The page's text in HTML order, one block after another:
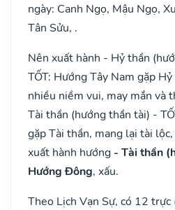
ngày: Canh Ngọ, Mậu Ngọ,
Tân Sửu, .
Nên xuất hành - Hỷ thần
TỐT: Hướng Tây Nam gặp
nhiều niềm vui, may mắn và
Tài thần (hướng thần tài) -
gặp Tài thần, mang lại tài
xuất hành hướng - Tài thần
Hướng Đông, xấu.
Theo Lịch Vạn Sự, có 12